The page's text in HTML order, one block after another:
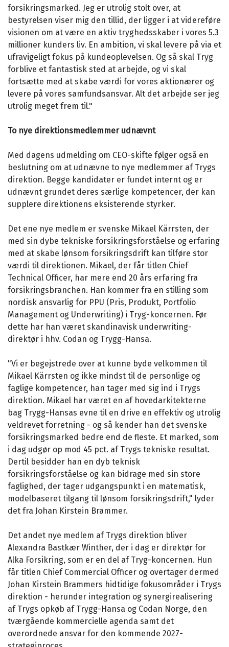
forsikringsmarked. Jeg er utrolig stolt over, at
bestyrelsen viser mig den tillid, der ligger i at videreføre
visionen om at være en aktiv tryghedsskaber i vores 5.3
millioner kunders liv. En ambition, vi skal levere på via et
ufravigeligt fokus på kundeoplevelsen. Og så skal Tryg
forblive et fantastisk sted at arbejde, og vi skal
fortsætte med at skabe værdi for vores aktionærer og
levere på vores samfundsansvar. Alt det arbejde ser jeg
utrolig meget frem til."
To nye direktionsmedlemmer udnævnt
Med dagens udmelding om CEO-skifte følger også en
beslutning om at udnævne to nye medlemmer af Trygs
direktion. Begge kandidater er fundet internt og er
udnævnt grundet deres særlige kompetencer, der kan
supplere direktionens eksisterende styrker.
Det ene nye medlem er svenske Mikael Kärrsten, der
med sin dybe tekniske forsikringsforståelse og erfaring
med at skabe lønsom forsikringsdrift kan tilføre stor
værdi til direktionen. Mikael, der får titlen Chief
Technical Officer, har mere end 20 års erfaring fra
forsikringsbranchen. Han kommer fra en stilling som
nordisk ansvarlig for PPU (Pris, Produkt, Portfolio
Management og Underwriting) i Tryg-koncernen. Før
dette har han været skandinavisk underwriting-
direktør i hhv. Codan og Trygg-Hansa.
"Vi er begejstrede over at kunne byde velkommen til
Mikael Kärrsten og ikke mindst til de personlige og
faglige kompetencer, han tager med sig ind i Trygs
direktion. Mikael har været en af hovedarkitekterne
bag Trygg-Hansas evne til en drive en effektiv og utrolig
veldrevet forretning - og så kender han det svenske
forsikringsmarked bedre end de fleste. Et marked, som
i dag udgør op mod 45 pct. af Trygs tekniske resultat.
Dertil besidder han en dyb teknisk
forsikringsforståelse og kan bidrage med sin store
faglighed, der tager udgangspunkt i en matematisk,
modelbaseret tilgang til lønsom forsikringsdrift," lyder
det fra Johan Kirstein Brammer.
Det andet nye medlem af Trygs direktion bliver
Alexandra Bastkær Winther, der i dag er direktør for
Alka Forsikring, som er en del af Tryg-koncernen. Hun
får titlen Chief Commercial Officer og overtager dermed
Johan Kirstein Brammers hidtidige fokusområder i Trygs
direktion - herunder integration og synergirealisering
af Trygs opkøb af Trygg-Hansa og Codan Norge, den
tværgående kommercielle agenda samt det
overordnede ansvar for den kommende 2027-